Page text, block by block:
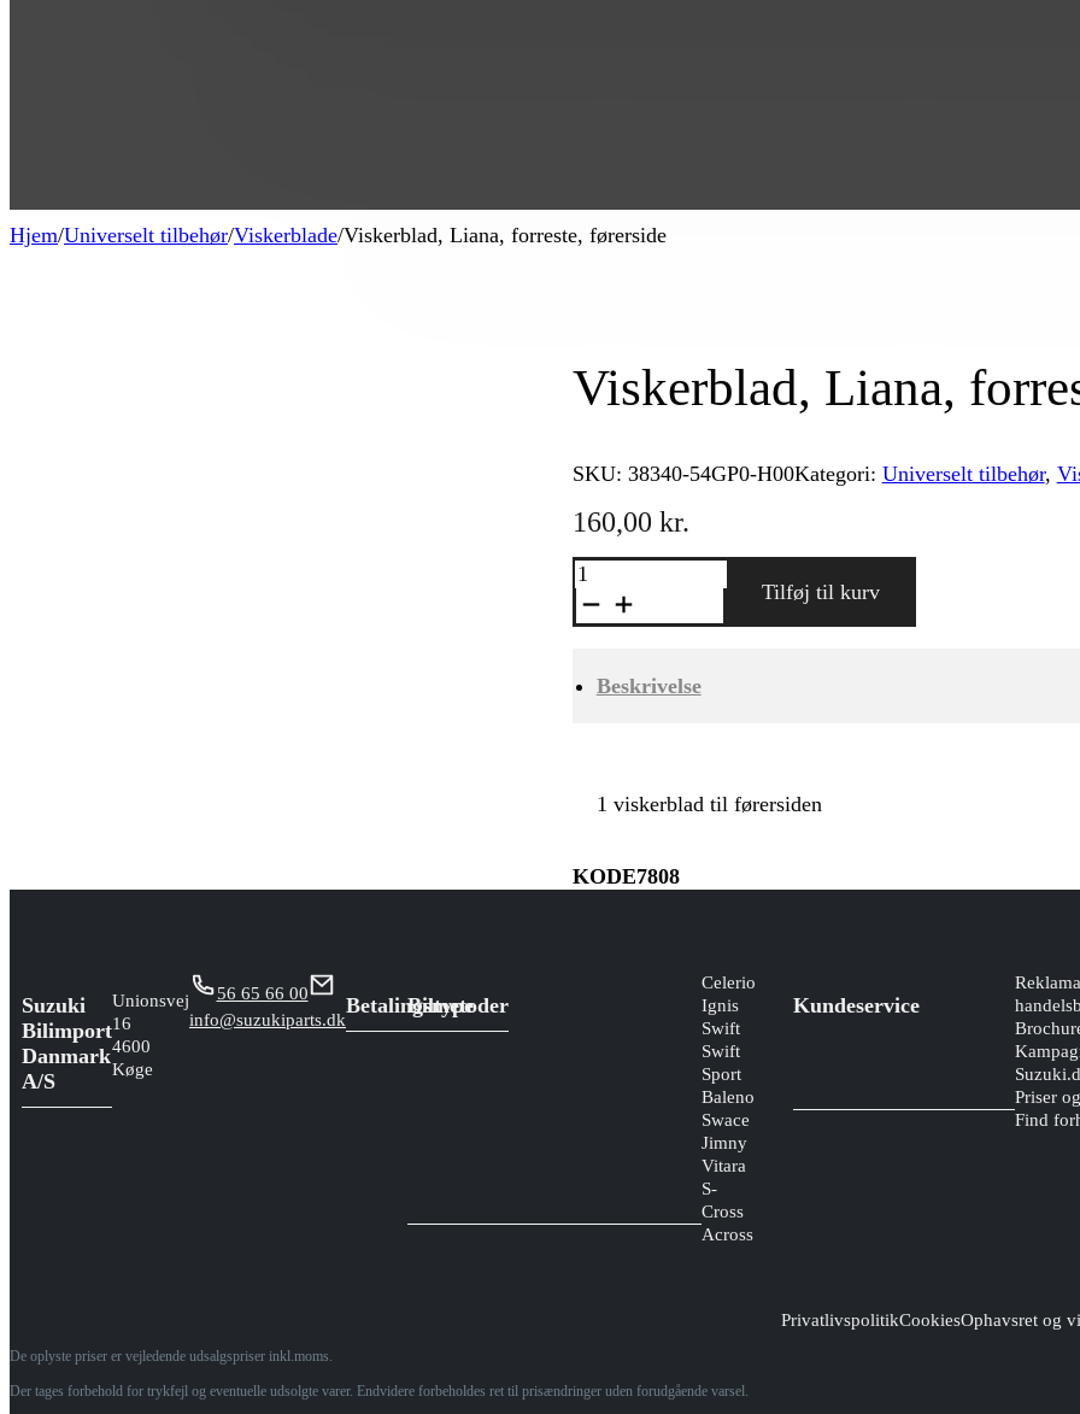
Hjem/Universelt tilbehør/Viskerblade/Viskerblad, Liana, forreste, førerside
Viskerblad, Liana,
SKU: 38340-54GP0-H00Kategori: Universelt tilbehør,
160,00 kr.
Viskerblad,
Liana,
forreste,
førerside
Tilføj til kurv
Beskrivelse
1 viskerblad til førersiden
KODE7808
Suzuki
Bilimport
Danmark
A/S
Unionsvej
16
4600
Køge
56 65 66 00
info@suzukiparts.dk
Betalingsmetoder
Biltype
Celerio
Ignis
Swift
Swift
Sport
Baleno
Swace
Jimny
Vitara
S-
Cross
Across
Kundeservice
Priser
Find
De oplyste priser er vejledende udsalgspriser inkl.moms.
Der tages forbehold for trykfejl og eventuelle udsolgte varer. Endvidere forbeholdes ret til prisændringer uden forudgående varsel.
PrivatlivspolitikCookiesOphavsret og